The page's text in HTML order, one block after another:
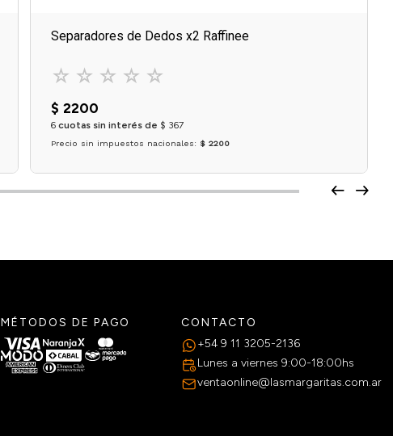
Separadores de Dedos x2 Raffinee
☆ ☆ ☆ ☆ ☆
$ 2200
6 cuotas sin interés de $ 367
Precio sin impuestos nacionales: $ 2200
MÉTODOS DE PAGO
CONTACTO
+54 9 11 3205-2136
Lunes a viernes 9:00-18:00hs
ventaonline@lasmargaritas.com.ar